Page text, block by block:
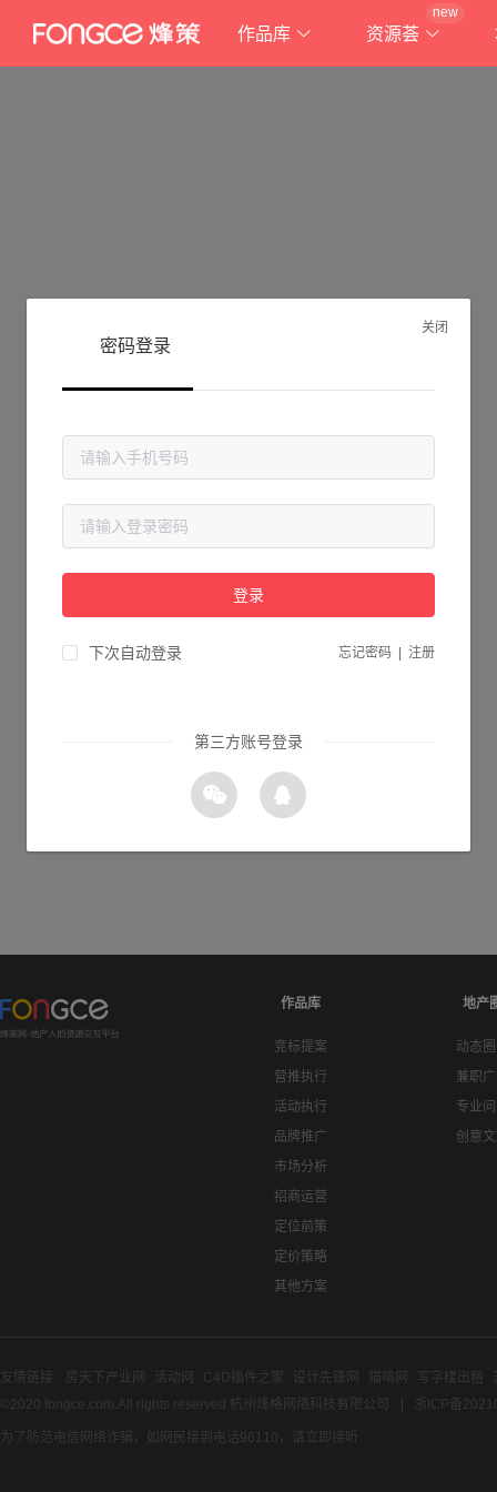
作品库 资源荟
new
抱歉!
请检查您输入的网址是否正确，或点击下面的按钮返回首页。
作品库
竞标提案
营推执行
活动执行
品牌推广
市场分析
招商运营
定位前策
定价策略
其他方案
地产
动态
兼职
专业
创意
友情链接: 房天下产业网 活动网 C4D插件之家 设计先锋网 猫啃网 写字楼出租
©2020 fongce.com.All rights reserved 杭州烽格网络科技有限公司
浙ICP备
为了防范电信网络诈骗，如网民接到电话96110，请立即接听
关闭
密码登录
登录
下次自动登录 忘记密码 注册
第三方账号登录